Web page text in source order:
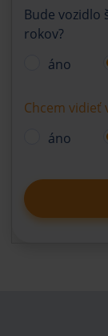
Bude vozidlo
rokov?
áno
Chcem vidieť
áno